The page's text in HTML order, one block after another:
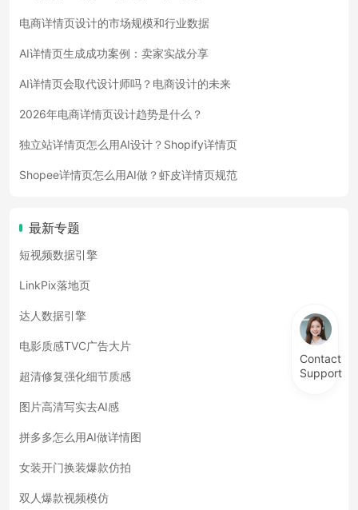
电商详情页设计的市场规模和行业数据
AI详情页生成成功案例：卖家实战分享
AI详情页会取代设计师吗？电商设计的未来
2026年电商详情页设计趋势是什么？
独立站详情页怎么用AI设计？Shopify详情页
Shopee详情页怎么用AI做？虾皮详情页规范
最新专题
短视频数据引擎
LinkPix落地页
达人数据引擎
电影质感TVC广告大片
超清修复强化细节质感
图片高清写实去AI感
拼多多怎么用AI做详情图
女装开门换装爆款仿拍
双人爆款视频模仿
Contact
Support